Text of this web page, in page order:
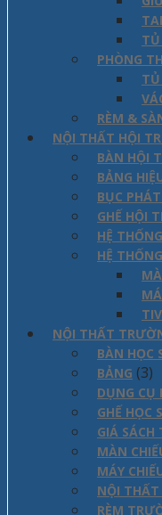
PHÒNG
RÈM &
NỘI THẤT HỘI
BÀN HỘI
BẢNG
BỤC
GHẾ HỘI
HỆ
HỆ
NỘI THẤT
BÀN HỌC
BẢNG (3)
DỤNG CỤ
GHẾ HỌC
GIÁ SÁCH
MÀN
MÁY
NỘI THẤT
RÈM